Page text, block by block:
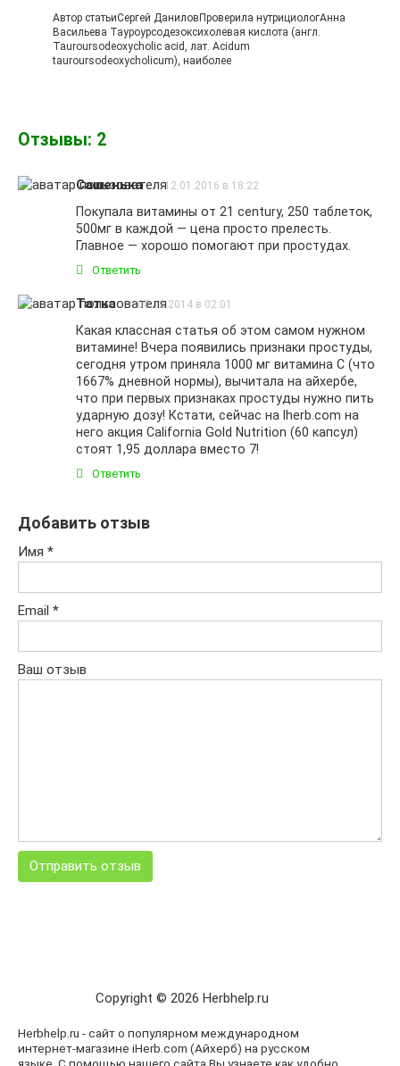
Автор статьиСергей ДаниловПроверила нутрициологАнна
Васильева Тауроурсодезоксихолевая кислота (англ.
Tauroursodeoxycholic acid, лат. Acidum
tauroursodeoxycholicum), наиболее
Отзывы: 2
Сашенька 12.01.2016 в 18:22
Покупала витамины от 21 century, 250 таблеток,
500мг в каждой — цена просто прелесть.
Главное — хорошо помогают при простудах.
Ответить
Татка 08.12.2014 в 02:01
Какая классная статья об этом самом нужном
витамине! Вчера появились признаки простуды,
сегодня утром приняла 1000 мг витамина C (что
1667% дневной нормы), вычитала на айхербе,
что при первых признаках простуды нужно пить
ударную дозу! Кстати, сейчас на Iherb.com на
него акция California Gold Nutrition (60 капсул)
стоят 1,95 доллара вместо 7!
Ответить
Добавить отзыв
Имя *
Email *
Ваш отзыв
Copyright © 2026 Herbhelp.ru
Herbhelp.ru - сайт о популярном международном
интернет-магазине iHerb.com (Айхерб) на русском